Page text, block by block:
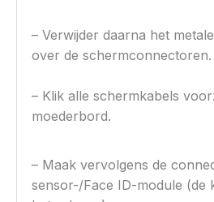
– Verwijder daarna het
over de schermconnectoren.
– Klik alle schermkabels
moederbord.
– Maak vervolgens de
sensor-/Face ID-module (de